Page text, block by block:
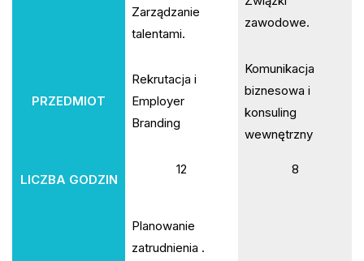
Zarządzanie
talentami.
zawodowe.
PRZEDMIOT
Rekrutacja i
Employer
Branding
Komunikacja
biznesowa i
konsuling
wewnętrzny
LICZBA GODZIN
12 8
Planowanie
zatrudnienia .